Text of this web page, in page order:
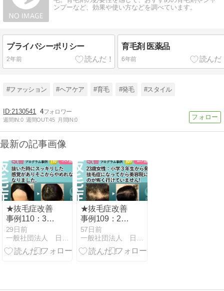
ンプーなど、効果や使い方などを調べています。
プライバシーポリシー
2年前
育毛剤 医薬品
6年前
#ファッション #ヘアケア #育毛 #発毛 #スタイル
2130541 4
週間IN:0 週間OUT:45 月間IN:0
最新の記事画像
★抜毛症改善
事例110：33
歳女性：抜い
た時にスッキ
リした感覚が
29日前
★抜毛症改善
事例109：23
歳女性：小学
３年生から発
症、抜毛症に
57日前